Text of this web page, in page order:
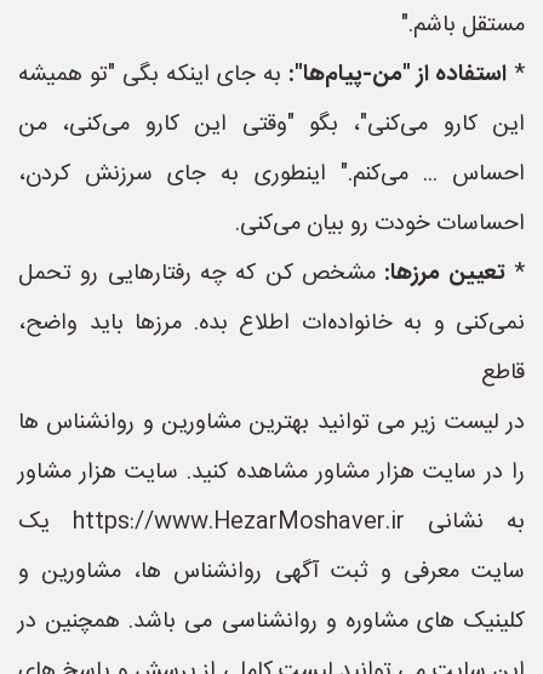
مستقل باشم."
* استفاده از "من-پیام‌ها": به جای اینکه بگی "تو همیشه
این کارو می‌کنی"، بگو "وقتی این کارو می‌کنی، من
احساس ... می‌کنم." اینطوری به جای سرزنش کردن،
احساسات خودت رو بیان می‌کنی.
*تعیین مرزها: مشخص کن که چه رفتارهایی رو تحمل
نمی‌کنی و به خانواده‌ات اطلاع بده. مرزها باید واضح،
قاطع
در لیست زیر می توانید بهترین مشاورین و روانشناس ها
را در سایت هزار مشاور مشاهده کنید. سایت هزار مشاور
به نشانی https://www.HezarMoshaver.ir یک
سایت معرفی و ثبت آگهی روانشناس ها، مشاورین و
کلینیک های مشاوره و روانشناسی می باشد. همچنین در